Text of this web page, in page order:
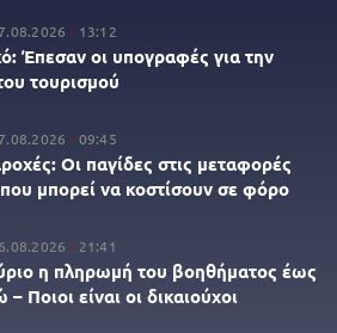
13:12
Έπεσαν οι υπογραφές για την
τουρισμού
09:45
Οι παγίδες στις μεταφορές
μπορεί να κοστίσουν σε φόρο
21:41
η πληρωμή του βοηθήματος έως
Ποιοι είναι οι δικαιούχοι